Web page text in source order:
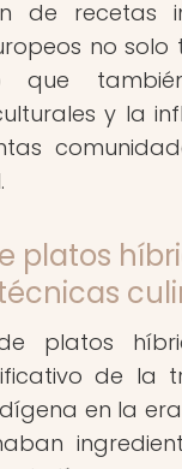
de recetas
no solo
que
y la
platos
platos
de la
en la era